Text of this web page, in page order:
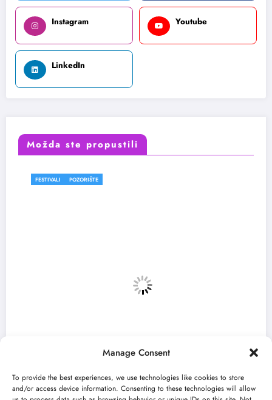
Manage Consent
To provide the best experiences, we use technologies like cookies to store
and/or access device information. Consenting to these technologies will allow
Instagram Youtube
LinkedIn
Možda ste propustili